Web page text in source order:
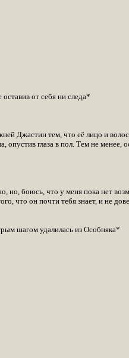
от себя ни следа*
Джастин тем, что её лицо и
глаза в пол. Тем не менее,
но, боюсь, что у меня пока нет
что он почти тебя знает, и не
шагом удалилась из Особняка*